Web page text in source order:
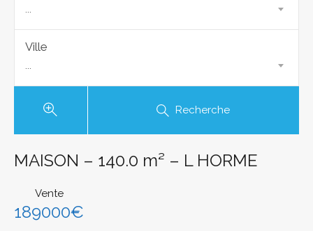
...
Ville
...
Recherche
MAISON – 140.0 m² – L HORME
Vente
189000€